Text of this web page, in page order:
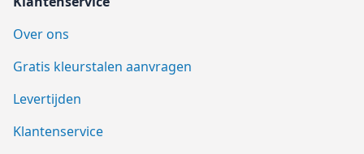
Over ons
Gratis kleurstalen aanvragen
Levertijden
Klantenservice